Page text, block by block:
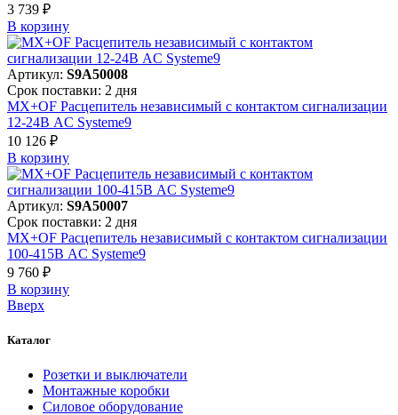
3 739 ₽
В корзинy
Артикул: S9A50008
Срок поставки: 2 дня
MX+OF Расцепитель независимый с контактом сигнализации
12-24В AC Systeme9
10 126 ₽
В корзинy
Артикул: S9A50007
Срок поставки: 2 дня
MX+OF Расцепитель независимый с контактом сигнализации
100-415В AC Systeme9
9 760 ₽
В корзинy
Вверх
Каталог
Розетки и выключатели
Монтажные коробки
Силовое оборудование